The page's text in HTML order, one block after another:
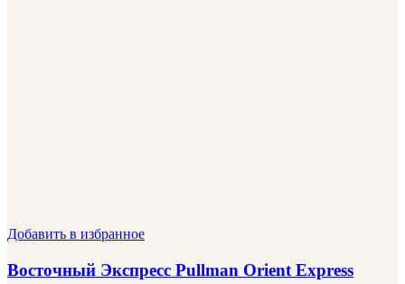
Добавить в избранное
Восточный Экспресс Pullman Orient Express